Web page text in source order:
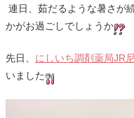
連日、茹だるような暑さが
かがお過ごしでしょうか
先日、 にしいち調剤薬局JR
いました